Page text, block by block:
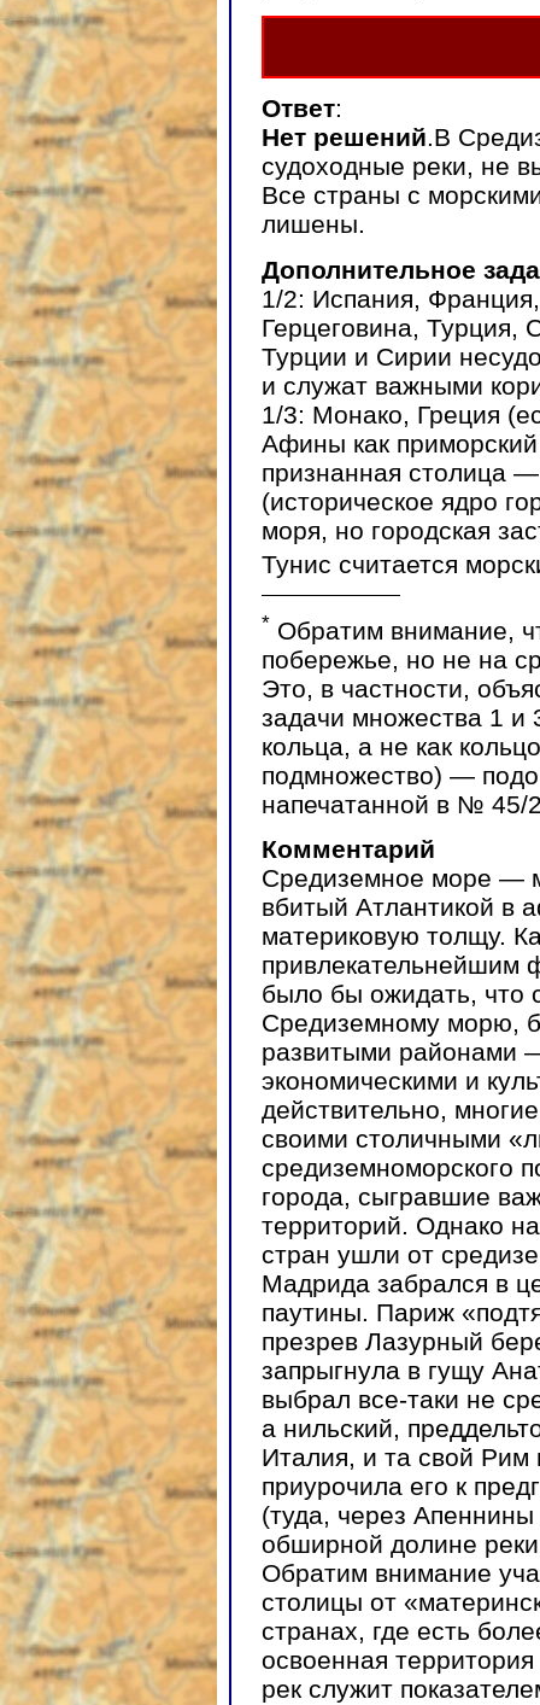
Ответ:
Нет решений.В
судоходные реки, не
Все страны с
лишены.
Дополнительное
1/2: Испания,
Герцеговина, Турция,
Турции и Сирии
и служат важными
1/3: Монако, Греция
Афины как
признанная столица
(историческое ядро
моря, но городская
Тунис считается
* Обратим внимание,
побережье, но не на
Это, в частности,
задачи множества 1 и
кольца, а не как
подмножество) —
напечатанной в № 45/
Комментарий
Средиземное море —
вбитый Атлантикой в
материковую толщу.
привлекательнейшим
было бы ожидать, что
Средиземному морю,
развитыми районами
экономическими и
действительно,
своими столичными
средиземноморского
города, сыгравшие
территорий. Однако
стран ушли от
Мадрида забрался в
паутины. Париж
презрев Лазурный
запрыгнула в гущу
выбрал все-таки не
а нильский,
Италия, и та свой Рим
приурочила его к
(туда, через
обширной долине
Обратим внимание
столицы от
странах, где есть
освоенная
рек служит